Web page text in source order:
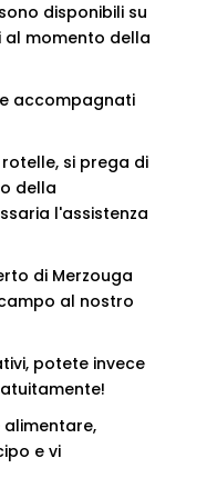
disponibili su
al momento della
accompagnati
si prega di
della
l'assistenza
di Merzouga
al nostro
potete invece
alimentare,
e vi